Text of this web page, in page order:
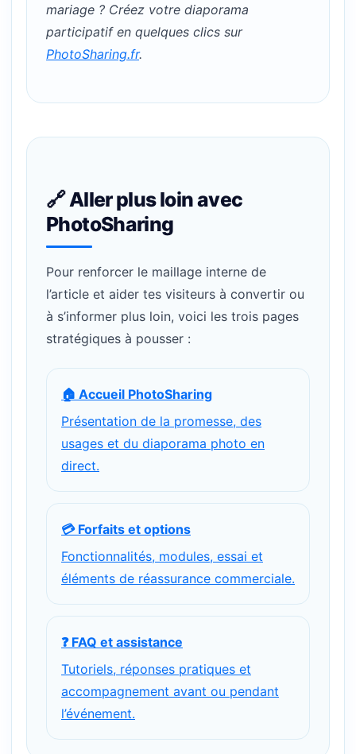
mariage ? Créez votre diaporama
participatif en quelques clics sur
PhotoSharing.fr.
🔗 Aller plus loin avec
PhotoSharing
Pour renforcer le maillage interne de
l’article et aider tes visiteurs à convertir ou
à s’informer plus loin, voici les trois pages
stratégiques à pousser :
🏠 Accueil PhotoSharing
Présentation de la promesse, des
usages et du diaporama photo en
direct.
💳 Forfaits et options
Fonctionnalités, modules, essai et
éléments de réassurance commerciale.
❓ FAQ et assistance
Tutoriels, réponses pratiques et
accompagnement avant ou pendant
l’événement.